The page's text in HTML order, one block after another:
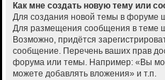
Как мне создать новую тему или
Для создания новой темы в форуме
Для размещения сообщения в теме
Возможно, придётся
сообщение. Перечень ваших прав
форума или темы. Например: «Вы
можете добавлять вложения» и т.п.